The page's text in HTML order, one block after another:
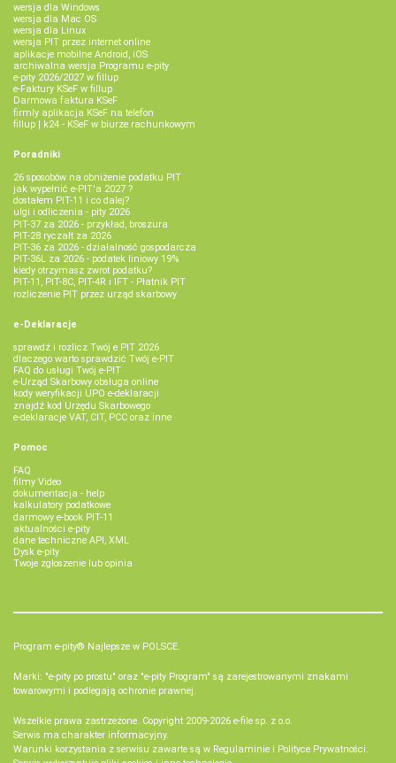
wersja dla Windows
wersja dla Mac OS
wersja dla Linux
wersja PIT przez internet online
aplikacje mobilne Android, iOS
archiwalna wersja Programu e-pity
e-pity 2026/2027 w fillup
e‑Faktury KSeF w fillup
Darmowa faktura KSeF
firmly aplikacja KSeF na telefon
fillup | k24 - KSeF w biurze rachunkowym
Poradniki
26 sposobów na obniżenie podatku PIT
jak wypełnić e-PIT'a 2027 ?
dostałem PIT-11 i co dalej?
ulgi i odliczenia - pity 2026
PIT-37 za 2026 - przykład, broszura
PIT-28 ryczałt za 2026
PIT-36 za 2026 - działalność gospodarcza
PIT-36L za 2026 - podatek liniowy 19%
kiedy otrzymasz zwrot podatku?
PIT-11, PIT-8C, PIT-4R i IFT - Płatnik PIT
rozliczenie PIT przez urząd skarbowy
e-Deklaracje
sprawdź i rozlicz Twój e PIT 2026
dlaczego warto sprawdzić Twój e-PIT
FAQ do usługi Twój e-PIT
e-Urząd Skarbowy obsługa online
kody weryfikacji UPO e-deklaracji
znajdź kod Urzędu Skarbowego
e-deklaracje VAT, CIT, PCC oraz inne
Pomoc
FAQ
filmy Video
dokumentacja - help
kalkulatory podatkowe
darmowy e-book PIT-11
aktualności e-pity
dane techniczne API, XML
Dysk e-pity
Twoje zgłoszenie lub opinia
Program e-pity® Najlepsze w POLSCE.
Marki: "e-pity po prostu" oraz "e-pity Program" są zarejestrowanymi znakami
towarowymi i podlegają ochronie prawnej.
Wszelkie prawa zastrzeżone. Copyright 2009-2026 e-file sp. z o.o.
Serwis ma charakter informacyjny.
Warunki korzystania z serwisu zawarte są w Regulaminie i Polityce Prywatności.